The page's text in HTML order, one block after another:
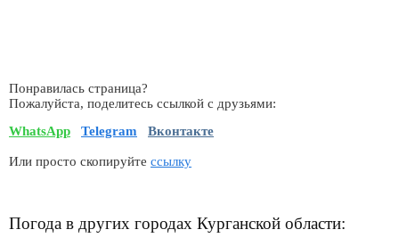
Понравилась страница?
Пожалуйста, поделитесь ссылкой с друзьями:
WhatsApp
Telegram Вконтакте
Или просто скопируйте ссылку
Погода в других городах Курганской области: